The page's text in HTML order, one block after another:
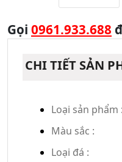
Gọi 0961.933.688
CHI TIẾT SẢN
Loại sản phẩm :
Màu sắc :
Loại đá :